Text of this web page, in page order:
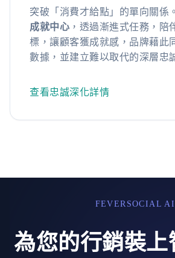
突破「消費才給點」的單向關係
成就中心 ，透過漸進式任務，陪
標，讓顧客獲成就感，品牌藉此
數據，並建立難以取代的深層忠
查看忠誠深化詳情
FEVERSOCIAL AI
為您的行銷裝上